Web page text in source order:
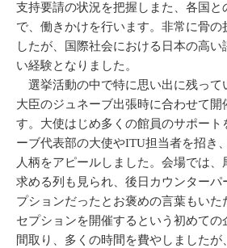
支持要請の状況を把握しまた、各国と
で、働きかけを行います。非常に骨の
したが、国際社会における日本の高
い経験となりました。
選挙活動の中で特に思い出に残って
大臣のジュネーブ出張時に合わせて
す。大使はじめ多くの館員のサポート
ーブ代表部の大使やITU担当者を招き
人柄をアピールしました。会場では
求める列も見られ、後日カウンターパ
プションだったとお褒めの言葉もいた
セプションを開催するという初めて
間取り、多くの時間を費やしました